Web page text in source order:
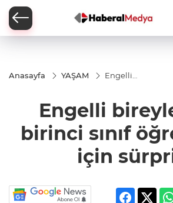
Anasayfa YAŞAM
Engelli
öğrencileri
için sürpriz
Engelli
birinci sınıf
için